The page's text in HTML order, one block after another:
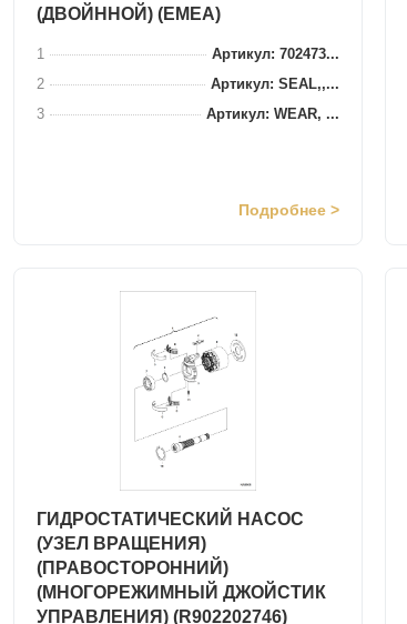
(ДВОЙННОЙ) (EMEA)
1
Артикул: 702473...
2
Артикул: SEAL,,...
3
Артикул: WEAR, ...
Подробнее >
ГИДРОСТАТИЧЕСКИЙ НАСОС
(УЗЕЛ ВРАЩЕНИЯ)
(ПРАВОСТОРОННИЙ)
(МНОГОРЕЖИМНЫЙ ДЖОЙСТИК
УПРАВЛЕНИЯ) (R902202746)